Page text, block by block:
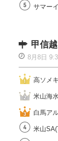
サマー
甲信
8月8日
高ソメ
米山海
白馬ア
米山